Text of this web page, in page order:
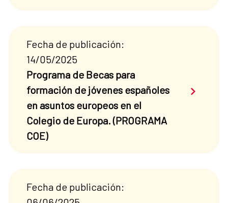
Fecha de publicación:
14/05/2025
Programa de Becas para
formación de jóvenes españoles
en asuntos europeos en el
Colegio de Europa. (PROGRAMA
COE)
Saber
Fecha de publicación: